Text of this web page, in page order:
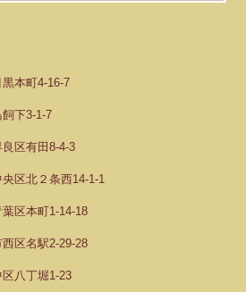
本町4-16-7
下3-1-7
区有田8-4-3
区北２条西14-1-1
区本町1-14-18
区名駅2-29-28
八丁堀1-23